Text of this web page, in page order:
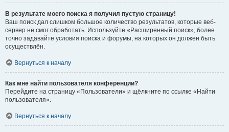
В результате моего поиска я получил пустую страницу!
Ваш поиск дал слишком большое количество результатов, которые веб-
сервер не смог обработать. Используйте «Расширенный поиск», более
точно задавайте условия поиска и форумы, на которых он должен быть
осуществлён.
Вернуться к началу
Как мне найти пользователя конференции?
Перейдите на страницу «Пользователи» и щёлкните по ссылке «Найти
пользователя».
Вернуться к началу